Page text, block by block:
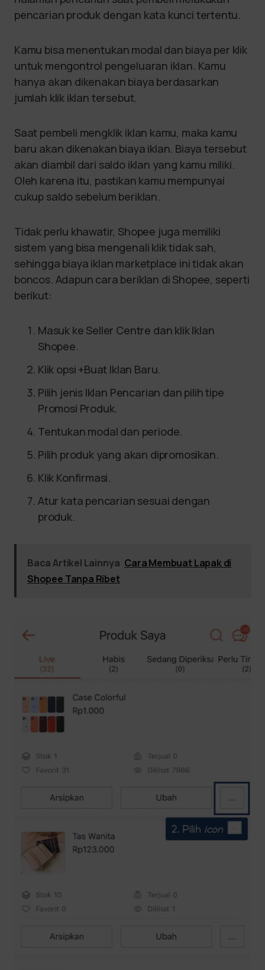
pencarian produk dengan kata kunci tertentu.
Kamu bisa menentukan modal dan biaya per klik
untuk mengontrol pengeluaran iklan. Kamu
hanya akan dikenakan biaya berdasarkan
jumlah klik iklan tersebut.
Saat pembeli mengklik iklan kamu, maka kamu
baru akan dikenakan biaya iklan. Biaya tersebut
akan diambil dari saldo iklan yang kamu miliki.
Oleh karena itu, pastikan kamu mempunyai
cukup saldo sebelum beriklan.
Tidak perlu khawatir, Shopee juga memiliki
sistem yang bisa mengenali klik tidak sah,
sehingga biaya iklan marketplace ini tidak akan
boncos. Adapun cara beriklan di Shopee, seperti
berikut:
Masuk ke Seller Centre dan klik Iklan
Shopee.
Klik opsi +Buat Iklan Baru.
Pilih jenis Iklan Pencarian dan pilih tipe
Promosi Produk.
Tentukan modal dan periode.
Pilih produk yang akan dipromosikan.
Klik Konfirmasi.
Atur kata pencarian sesuai dengan
produk.
Baca Artikel Lainnya Cara Membuat Lapak di
Shopee Tanpa Ribet